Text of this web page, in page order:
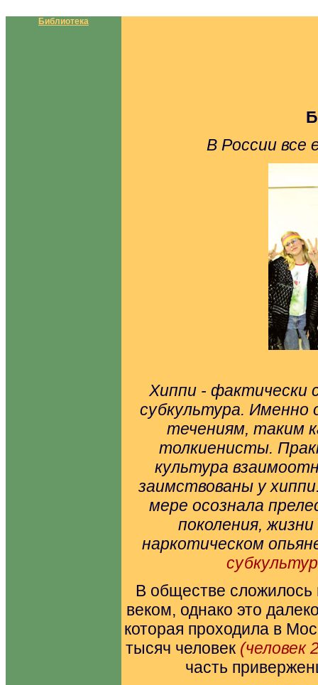
Библиотека
В России все
Хиппи - фактически
субкультура.
течениям, таким
толкиенисты.
культура
заимствованы у
мере осознала
поколения,
наркотическом
В обществе
веком, однако это
которая проходила в
тысяч человек (человек
часть